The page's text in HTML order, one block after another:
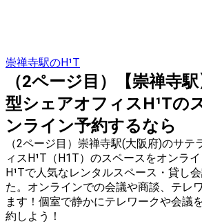
崇禅寺駅のH¹T
（2ページ目）【崇禅寺
型シェアオフィスH¹Tの
ンライン予約するなら
（2ページ目）崇禅寺駅(大阪府)のサテ
ィスH¹T（H1T）のスペースをオンラ
H¹Tで人気なレンタルスペース・貸し
た。オンラインでの会議や商談、テレ
ます！個室で静かにテレワークや会議
約しよう！